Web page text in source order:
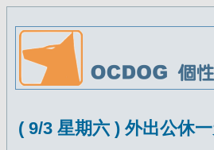
( 9/3 星期六 ) 外出公休